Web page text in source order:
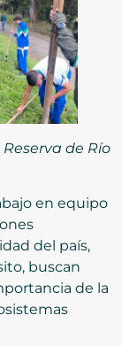
de Río
en equipo
del país,
buscan
de la